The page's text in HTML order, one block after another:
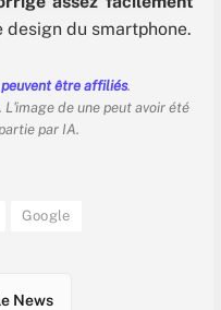
du smartphone.
peuvent être affiliés.
de une peut avoir été
par IA.
Google
News